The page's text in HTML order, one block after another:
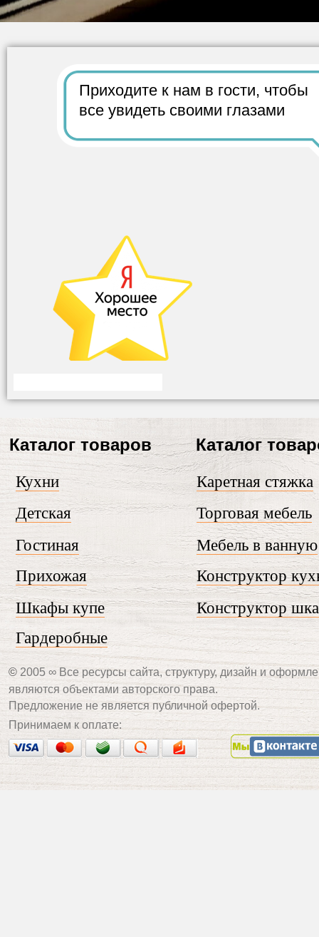
Приходите к нам в гости, чтобы
всеувидеть своими глазами
Мебель в ванную
Предложение не является публичной офертой.
Гардеробные
Гостиная
Кухни Каретная стяжка
Принимаем к оплате:
Детская
Конструктор
Каталог товаров
Конструктор
Шкафы купе
Торговая мебель
Прихожая
Каталог
© 2005 ∞ Все ресурсы сайта, структуру, дизайн и
являются объектами авторского права.